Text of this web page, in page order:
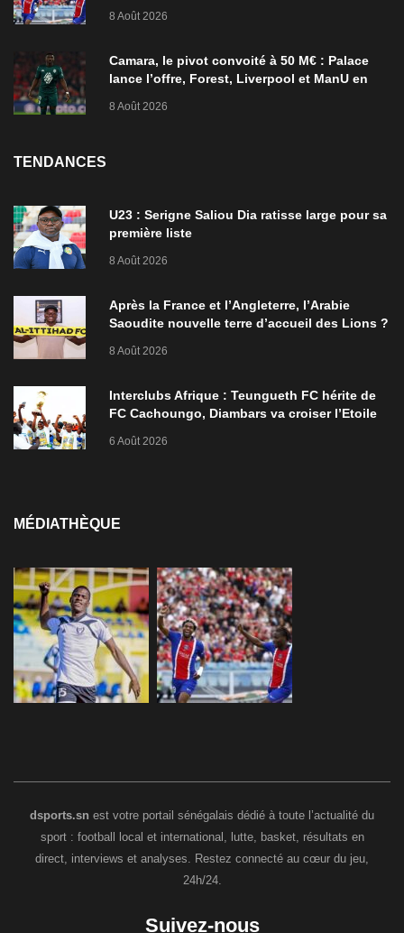
8 Août 2026
Camara, le pivot convoité à 50 M€ : Palace
lance l’offre, Forest, Liverpool et ManU en
8 Août 2026
TENDANCES
U23 : Serigne Saliou Dia ratisse large pour sa
première liste
8 Août 2026
Après la France et l’Angleterre, l’Arabie
Saoudite nouvelle terre d’accueil des Lions ?
8 Août 2026
Interclubs Afrique : Teungueth FC hérite de
FC Cachoungo, Diambars va croiser l’Etoile
6 Août 2026
MÉDIATHÈQUE
dsports.sn est votre portail sénégalais dédié à toute l’actualité du
sport : football local et international, lutte, basket, résultats en
direct, interviews et analyses. Restez connecté au cœur du jeu,
24h/24.
Suivez-nous